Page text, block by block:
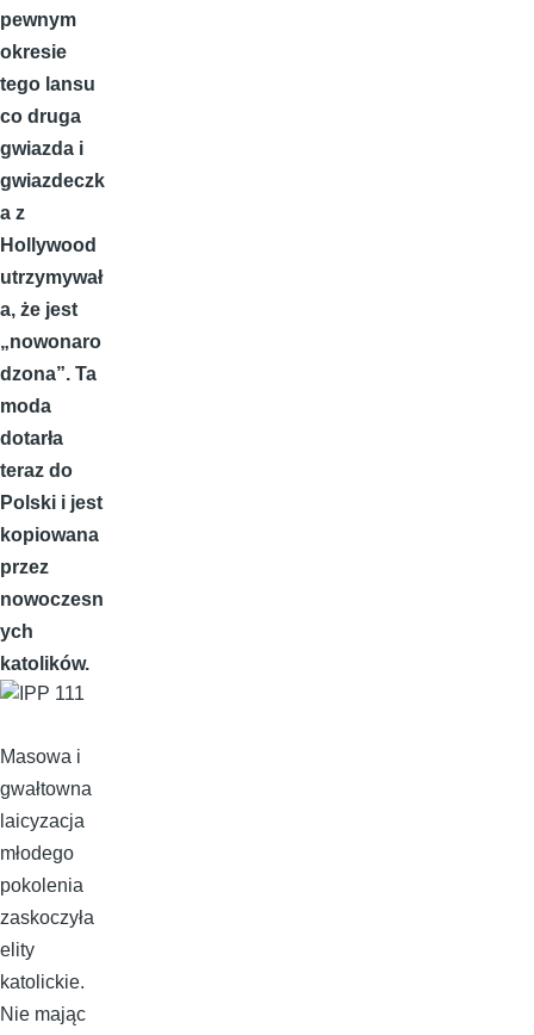
pewnym
okresie
tego lansu
co druga
gwiazda i
gwiazdeczk
a z
Hollywood
utrzymywał
a, że jest
„nowonaro
dzona”. Ta
moda
dotarła
teraz do
Polski i jest
kopiowana
przez
nowoczesn
ych
katolików.
Masowa i
gwałtowna
laicyzacja
młodego
pokolenia
zaskoczyła
elity
katolickie.
Nie mając